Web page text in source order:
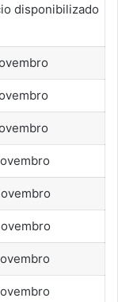
disponibilizado